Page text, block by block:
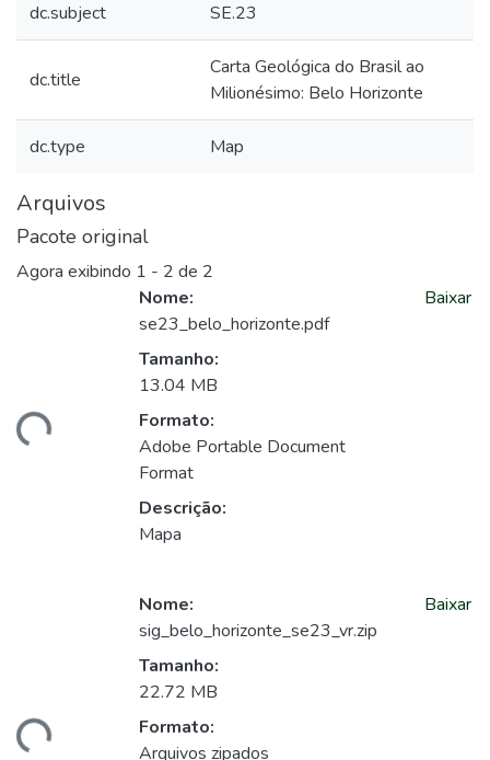
dc.subject SE.23
dc.title
Carta Geológica do Brasil ao
Milionésimo: Belo Horizonte
dc.type Map
Arquivos
Pacote original
Agora exibindo 1 - 2 de 2
Nome:
se23_belo_horizonte.pdf
Tamanho:
13.04 MB
Formato:
Adobe Portable Document
Format
Descrição:
Mapa
Baixar
Nome:
sig_belo_horizonte_se23_vr.zip
Tamanho:
22.72 MB
Formato:
Arquivos zipados
Baixar